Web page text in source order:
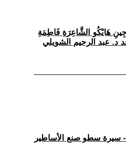
هَايْكُو الشَّاعِرَةِ فَاطِمَةِ
د. عبد الرحيم الشويلي